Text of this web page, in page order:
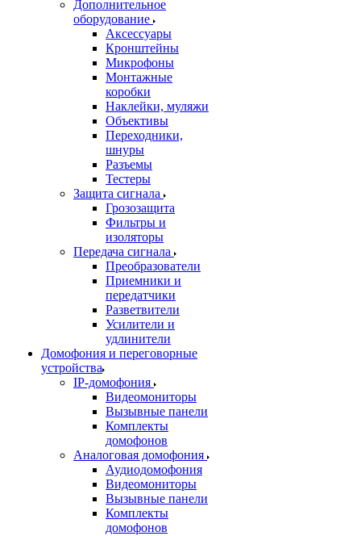
Дополнительное
оборудование
Аксессуары
Кронштейны
Микрофоны
Монтажные
коробки
Наклейки, муляжи
Объективы
Переходники,
шнуры
Разъемы
Тестеры
Защита сигнала
Грозозащита
Фильтры и
изоляторы
Передача сигнала
Преобразователи
Приемники и
передатчики
Разветвители
Усилители и
удлинители
Домофония и переговорные
устройства
IP-домофония
Видеомониторы
Вызывные панели
Комплекты
домофонов
Аналоговая домофония
Аудиодомофония
Видеомониторы
Вызывные панели
Комплекты
домофонов